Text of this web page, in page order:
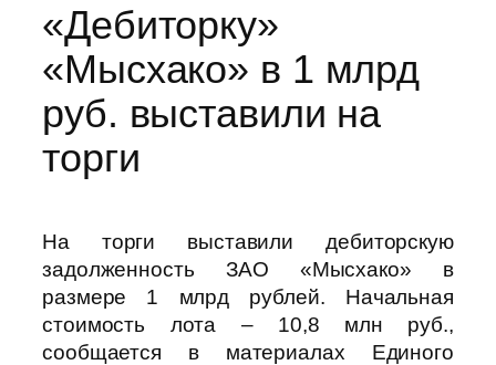
«Дебиторку»
«Мысхако» в 1 млрд
руб. выставили на
торги
На торги выставили дебиторскую
задолженность ЗАО «Мысхако» в
размере 1 млрд рублей. Начальная
стоимость лота – 10,8 млн руб.,
сообщается в материалах Единого